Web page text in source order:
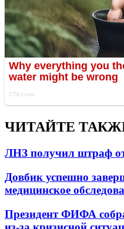
ЧИТАЙТЕ
ЛНЗ получил штраф
Довбик успешно
медицинское
Президент ФИФА